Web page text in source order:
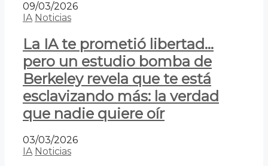
09/03/2026
IA Noticias
La IA te prometió libertad…
pero un estudio bomba de
Berkeley revela que te está
esclavizando más: la verdad
que nadie quiere oír
03/03/2026
IA Noticias